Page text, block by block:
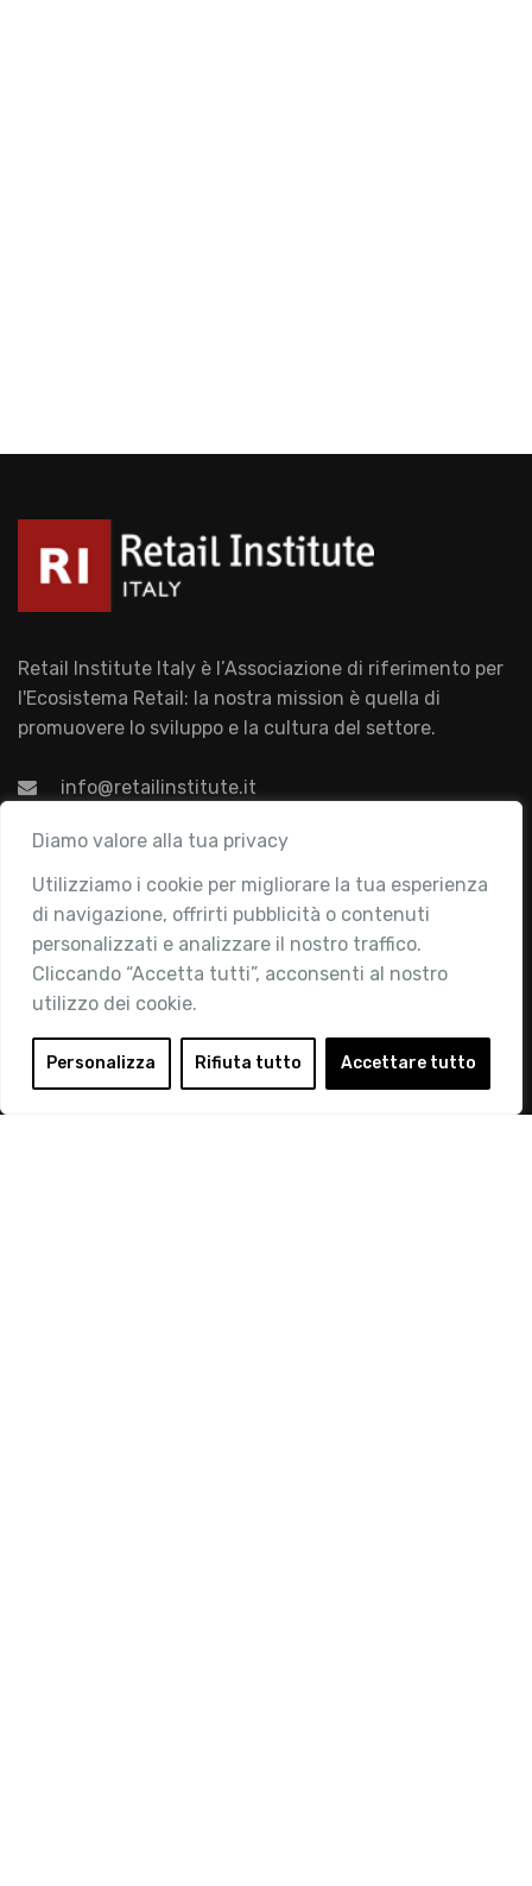
Diamo valore alla tua privacy
Utilizziamo i cookie per migliorare la tua esperienza
di navigazione, offrirti pubblicità o contenuti
personalizzati e analizzare il nostro traffico.
Cliccando “Accetta tutti”, acconsenti al nostro
utilizzo dei cookie.
Personalizza Rifiuta tutto Accettare tutto
Retail Institute Italy è l’Associazione di riferimento per
l'Ecosistema Retail: la nostra mission è quella di
promuovere lo sviluppo e la cultura del settore.
info@retailinstitute.it
Associazione
Chi siamo
Attività
Contatti
Area Riservata
Login
Diventa Socio